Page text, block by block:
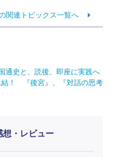
関連トピックス一覧へ
通史と、読後、即座に実践へ
結！ 『後宮』、『対話の思考
想・レビュー